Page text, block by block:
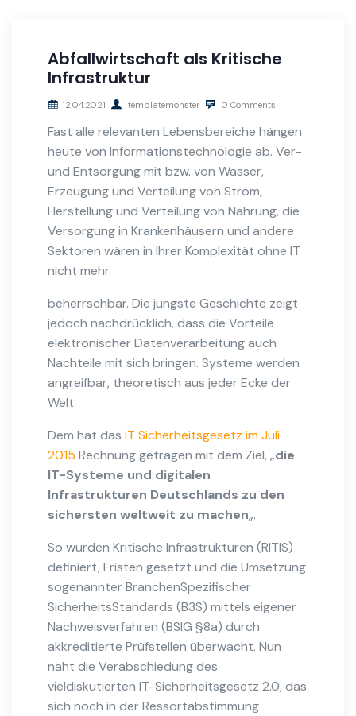
Abfallwirtschaft als Kritische
Infrastruktur
12.04.2021 templatemonster 0 Comments
Fast alle relevanten Lebensbereiche hängen
heute von Informationstechnologie ab. Ver-
und Entsorgung mit bzw. von Wasser,
Erzeugung und Verteilung von Strom,
Herstellung und Verteilung von Nahrung, die
Versorgung in Krankenhäusern und andere
Sektoren wären in Ihrer Komplexität ohne IT
nicht mehr
beherrschbar. Die jüngste Geschichte zeigt
jedoch nachdrücklich, dass die Vorteile
elektronischer Datenverarbeitung auch
Nachteile mit sich bringen. Systeme werden
angreifbar, theoretisch aus jeder Ecke der
Welt.
Dem hat das IT Sicherheitsgesetz im Juli
2015 Rechnung getragen mit dem Ziel, „die
IT-Systeme und digitalen
Infrastrukturen Deutschlands zu den
sichersten weltweit zu machen„.
So wurden Kritische Infrastrukturen (RITIS)
definiert, Fristen gesetzt und die Umsetzung
sogenannter BranchenSpezifischer
SicherheitsStandards (B3S) mittels eigener
Nachweisverfahren (BSIG §8a) durch
akkreditierte Prüfstellen überwacht. Nun
naht die Verabschiedung des
vieldiskutierten IT-Sicherheitsgesetz 2.0, das
sich noch in der Ressortabstimmung